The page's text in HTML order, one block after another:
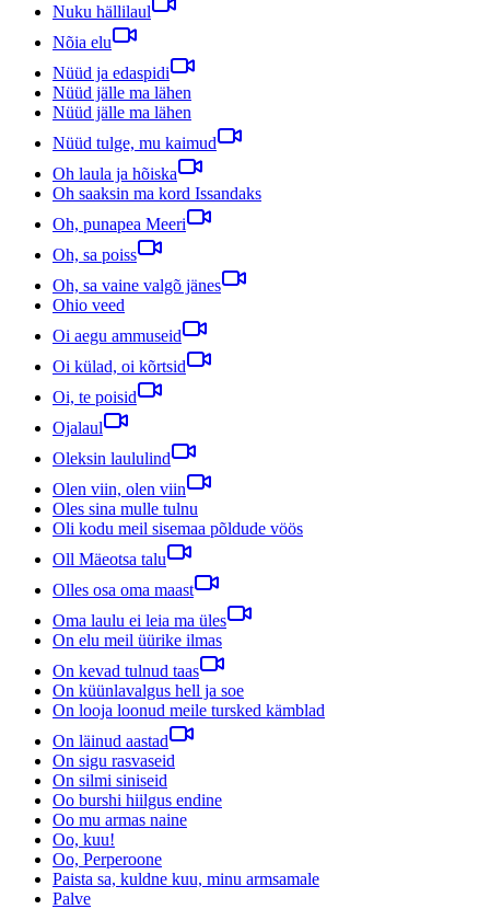
Nuku hällilaul
Nõia elu
Nüüd ja edaspidi
Nüüd jälle ma lähen
Nüüd jälle ma lähen
Nüüd tulge, mu kaimud
Oh laula ja hõiska
Oh saaksin ma kord Issandaks
Oh, punapea Meeri
Oh, sa poiss
Oh, sa vaine valgõ jänes
Ohio veed
Oi aegu ammuseid
Oi külad, oi kõrtsid
Oi, te poisid
Ojalaul
Oleksin laululind
Olen viin, olen viin
Oles sina mulle tulnu
Oli kodu meil sisemaa põldude vöös
Oll Mäeotsa talu
Olles osa oma maast
Oma laulu ei leia ma üles
On elu meil üürike ilmas
On kevad tulnud taas
On küünlavalgus hell ja soe
On looja loonud meile tursked kämblad
On läinud aastad
On sigu rasvaseid
On silmi siniseid
Oo burshi hiilgus endine
Oo mu armas naine
Oo, kuu!
Oo, Perperoone
Paista sa, kuldne kuu, minu armsamale
Palve